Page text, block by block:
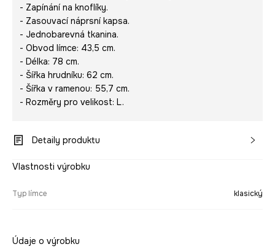
- Zapínání na knoflíky.
- Zasouvací náprsní kapsa.
- Jednobarevná tkanina.
- Obvod límce: 43,5 cm.
- Délka: 78 cm.
- Šířka hrudníku: 62 cm.
- Šířka v ramenou: 55,7 cm.
- Rozměry pro velikost: L.
Detaily produktu
Vlastnosti výrobku
Typ límce klasický
Údaje o výrobku